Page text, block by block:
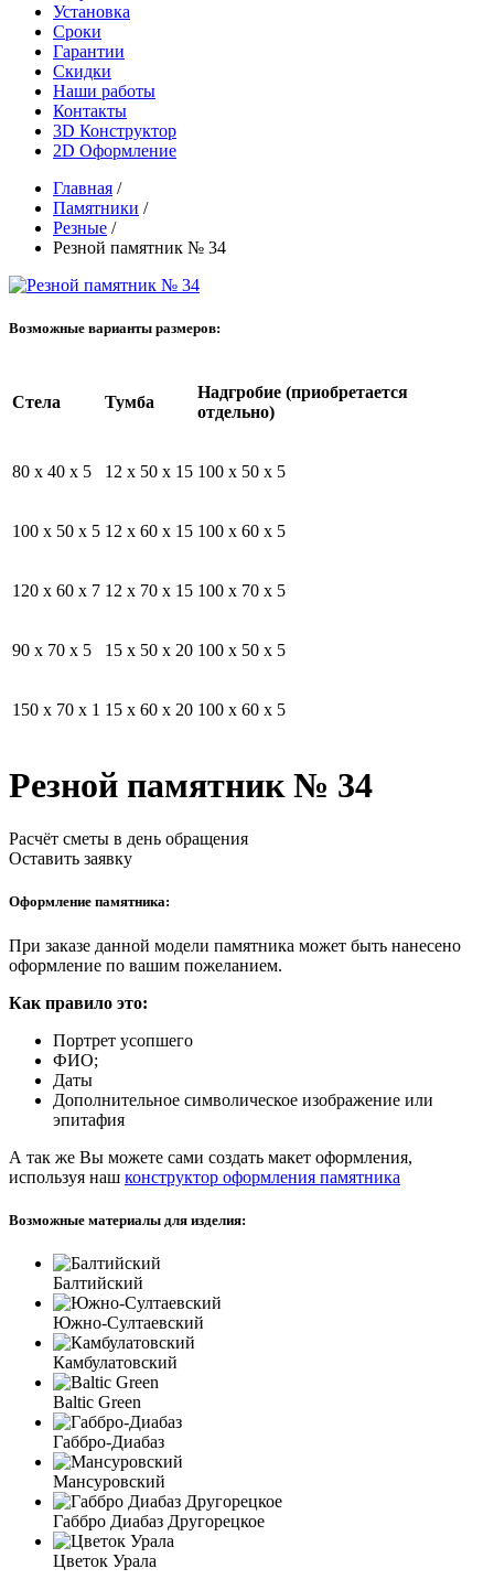
Установка
Сроки
Гарантии
Скидки
Наши работы
Контакты
3D Конструктор
2D Оформление
Главная /
Памятники /
Резные /
Резной памятник № 34
Возможные варианты размеров:
Стела Тумба
Надгробие (приобретается
отдельно)
80 x 40 x 5 12 x 50 x 15 100 x 50 x 5
100 x 50 x 5 12 x 60 x 15 100 x 60 x 5
120 x 60 x 7 12 x 70 x 15 100 x 70 x 5
90 x 70 x 5 15 x 50 x 20 100 x 50 x 5
150 x 70 x 1 15 x 60 x 20 100 x 60 x 5
Резной памятник № 34
Расчёт сметы в день обращения
Оставить заявку
Оформление памятника:
При заказе данной модели памятника может быть нанесено
оформление по вашим пожеланием.
Как правило это:
Портрет усопшего
ФИО;
Даты
Дополнительное символическое изображение или
эпитафия
А так же Вы можете сами создать макет оформления,
используя наш конструктор оформления памятника
Возможные материалы для изделия:
Балтийский
Южно-Султаевский
Камбулатовский
Baltic Green
Габбро-Диабаз
Мансуровский
Габбро Диабаз Другорецкое
Цветок Урала